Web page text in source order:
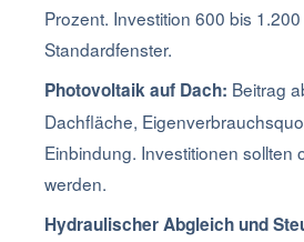
Prozent. Investition 600 bis
Standardfenster.
Photovoltaik auf Dach: Beitrag
Dachfläche,
Einbindung. Investitionen sollten
werden.
Hydraulischer Abgleich und